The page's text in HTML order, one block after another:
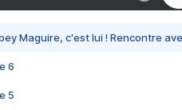
Maguire, c'est lui ! Rencontre
6
5